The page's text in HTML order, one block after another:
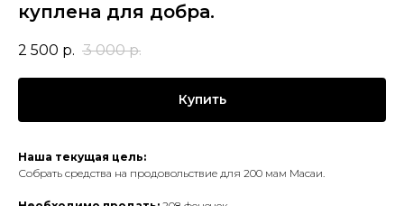
куплена для добра.
2 500 р. 3 000 р.
Купить
Наша текущая цель:
Собрать средства на продовольствие для 200 мам Масаи.